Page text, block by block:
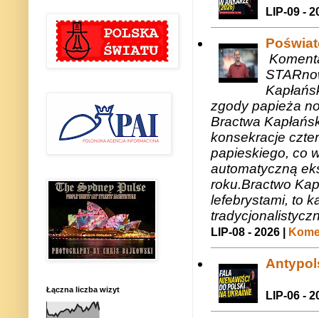
LIP-09 -
zgody papieża
Bractwa
konsekracje
papieskiego, co
automatyczną
roku.Bractwo
lefebrystami, to
LIP-08 - 2026 |
LIP-06 -
Łączna liczba wizyt